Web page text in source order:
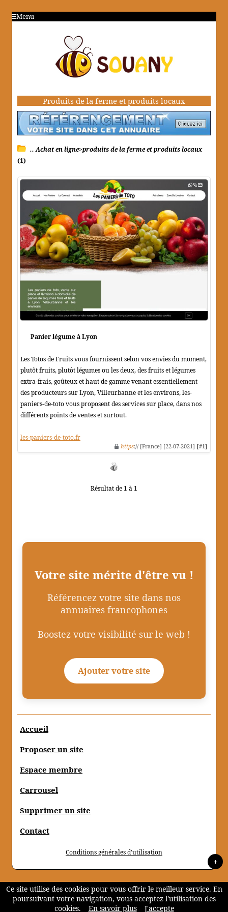
Menu
Produits de la ferme et produits locaux
.. Achat en ligne>produits de la ferme et produits locaux
(1)
Panier légume à Lyon
Les Totos de Fruits vous fournissent selon vos envies du moment,
plutôt fruits, plutôt légumes ou les deux, des fruits et légumes
extra-frais, goûteux et haut de gamme venant essentiellement
des producteurs sur Lyon, Villeurbanne et les environs, les-
paniers-de-toto vous proposent des services sur place, dans nos
différents points de ventes et surtout.
les-paniers-de-toto.fr
https:// [France] [22-07-2021] [#1]
Résultat de 1 à 1
Votre site mérite d'être vu !
Référencez votre site dans nos
annuaires francophones
Boostez votre visibilité sur le web !
Ajouter votre site
Accueil
Proposer un site
Espace membre
Carrousel
Supprimer un site
Contact
Conditions générales d'utilisation
+
Ce site utilise des cookies pour vous offrir le meilleur service. En
poursuivant votre navigation, vous acceptez l'utilisation des
cookies.
En savoir plus J'accepte